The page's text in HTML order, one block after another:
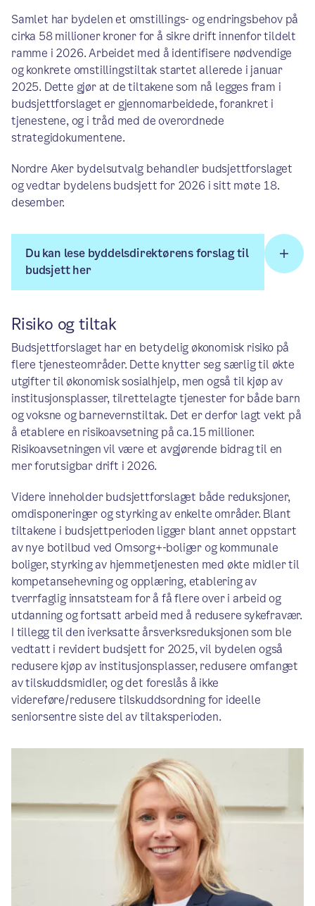
Samlet har bydelen et omstillings- og endringsbehov på
cirka 58 millioner kroner for å sikre drift innenfor tildelt
ramme i 2026. Arbeidet med å identifisere nødvendige
og konkrete omstillingstiltak startet allerede i januar
2025. Dette gjør at de tiltakene som nå legges fram i
budsjettforslaget er gjennomarbeidede, forankret i
tjenestene, og i tråd med de overordnede
strategidokumentene.
Nordre Aker bydelsutvalg behandler budsjettforslaget
og vedtar bydelens budsjett for 2026 i sitt møte 18.
desember.
Du kan lese byddelsdirektørens forslag til
budsjett her
Risiko og tiltak
Budsjettforslaget har en betydelig økonomisk risiko på
flere tjenesteområder. Dette knytter seg særlig til økte
utgifter til økonomisk sosialhjelp, men også til kjøp av
institusjonsplasser, tilrettelagte tjenester for både barn
og voksne og barnevernstiltak. Det er derfor lagt vekt på
å etablere en risikoavsetning på ca.15 millioner.
Risikoavsetningen vil være et avgjørende bidrag til en
mer forutsigbar drift i 2026.
Videre inneholder budsjettforslaget både reduksjoner,
omdisponeringer og styrking av enkelte områder. Blant
tiltakene i budsjettperioden ligger blant annet oppstart
av nye botilbud ved Omsorg+-boliger og kommunale
boliger, styrking av hjemmetjenesten med økte midler til
kompetansehevning og opplæring, etablering av
tverrfaglig innsatsteam for å få flere over i arbeid og
utdanning og fortsatt arbeid med å redusere sykefravær.
I tillegg til den iverksatte årsverksreduksjonen som ble
vedtatt i revidert budsjett for 2025, vil bydelen også
redusere kjøp av institusjonsplasser, redusere omfanget
av tilskuddsmidler, og det foreslås å ikke
videreføre/redusere tilskuddsordning for ideelle
seniorsentre siste del av tiltaksperioden.